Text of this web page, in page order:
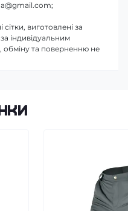
виготовлені за
індивідуальним
обміну та поверненню не